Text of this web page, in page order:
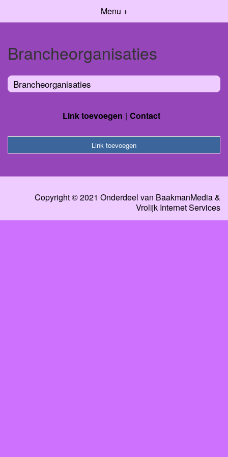
Menu +
Brancheorganisaties
Brancheorganisaties
Link toevoegen Contact
Link toevoegen
Copyright © 2021 Onderdeel van BaakmanMedia&
Vrolijk Internet Services